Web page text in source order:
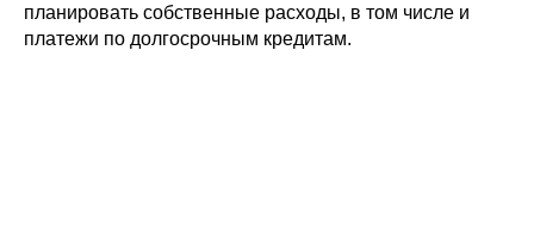
планировать собственные расходы, в том числе и
платежи по долгосрочным кредитам.